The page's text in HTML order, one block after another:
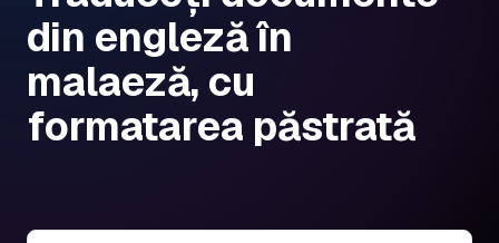
din engleză în
malaeză, cu
formatarea păstrată